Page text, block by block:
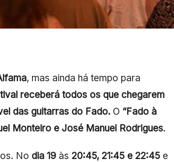
, mas ainda há tempo para
receberá todos os que chegarem
das guitarras do Fado. O “Fado à
Monteiro e José Manuel Rodrigues.
No dia 19 às 20:45, 21:45 e 22:45 e